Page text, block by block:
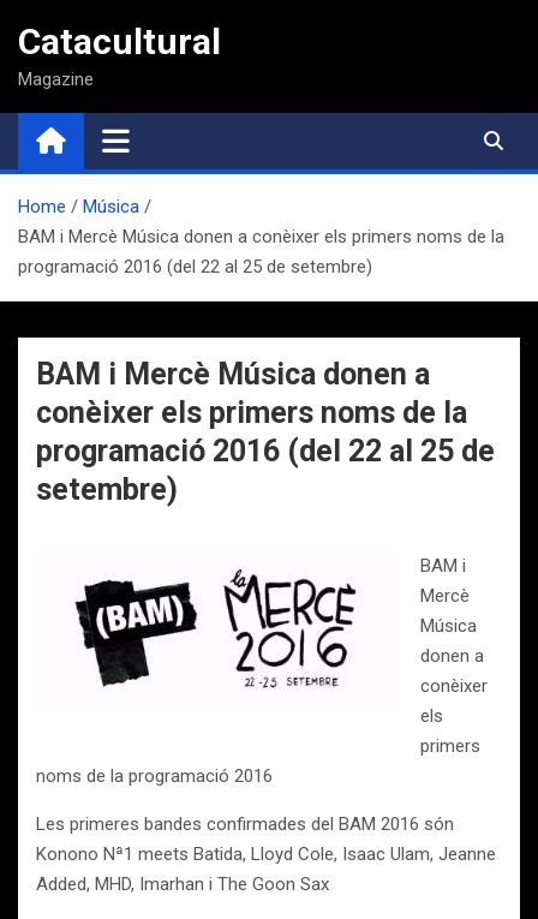
contenido
Catacultural
Magazine
Home
Música
BAM i Mercè Música donen a conèixer els primers noms de la
programació 2016 (del 22 al 25 de setembre)
BAM i Mercè Música donen a
conèixer els primers noms de la
programació 2016 (del 22 al 25 de
setembre)
BAM i
Mercè
Música
donen a
conèixer
els
primers
noms de la programació 2016
Les primeres bandes confirmades del BAM 2016 són
Konono Nª1 meets Batida, Lloyd Cole, Isaac Ulam, Jeanne
Added, MHD, Imarhan i The Goon Sax